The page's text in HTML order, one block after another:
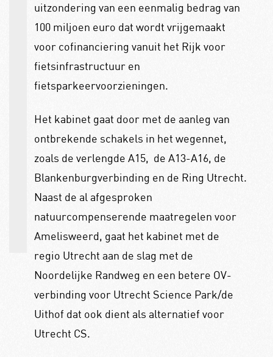
uitzondering van een eenmalig bedrag van
100 miljoen euro dat wordt vrijgemaakt
voor cofinanciering vanuit het Rijk voor
fietsinfrastructuur en
fietsparkeervoorzieningen.
Het kabinet gaat door met de aanleg van
ontbrekende schakels in het wegennet,
zoals de verlengde A15, de A13-A16, de
Blankenburgverbinding en de Ring Utrecht.
Naast de al afgesproken
natuurcompenserende maatregelen voor
Amelisweerd, gaat het kabinet met de
regio Utrecht aan de slag met de
Noordelijke Randweg en een betere OV-
verbinding voor Utrecht Science Park/de
Uithof dat ook dient als alternatief voor
Utrecht CS.